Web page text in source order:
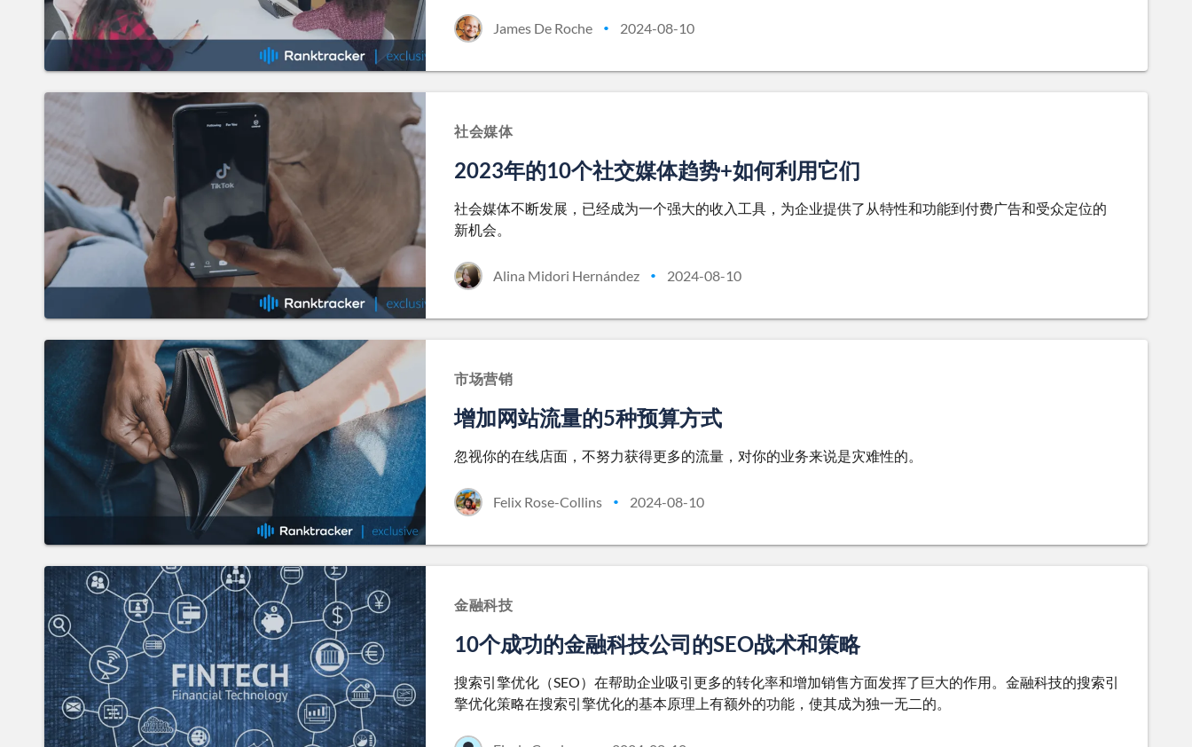
James De Roche • 2024-08-10
社会媒体
2023年的10个社交媒体趋势+如何利用它们
社会媒体不断发展，已经成为一个强大的收入工具，为企业提供了从特性和功能到付费广告和受众定位的
新机会。
Alina Midori Hernández • 2024-08-10
市场营销
增加网站流量的5种预算方式
忽视你的在线店面，不努力获得更多的流量，对你的业务来说是灾难性的。
Felix Rose-Collins • 2024-08-10
金融科技
10个成功的金融科技公司的SEO战术和策略
搜索引擎优化（SEO）在帮助企业吸引更多的转化率和增加销售方面发挥了巨大的作用。金融科技的搜索引
擎优化策略在搜索引擎优化的基本原理上有额外的功能，使其成为独一无二的。